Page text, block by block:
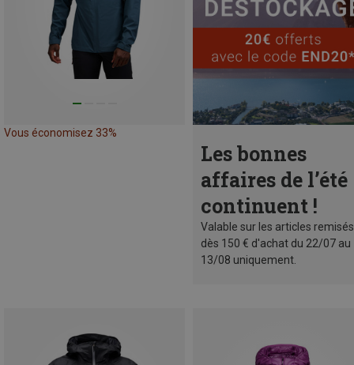
Vous économisez 33%
Les bonnes
affaires de l’été
continuent !
Valable sur les articles remisés
dès 150 € d'achat du 22/07 au
13/08 uniquement.